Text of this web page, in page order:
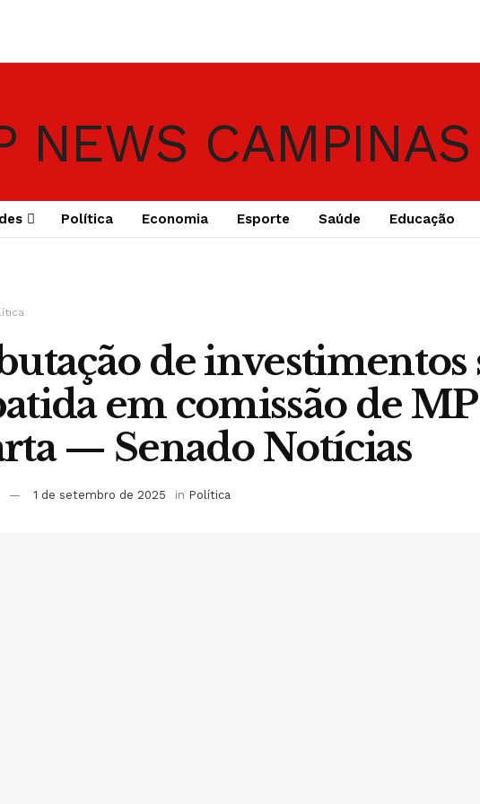
Política Economia Esporte Saúde Educação
de investimentos
em comissão de
— Senado Notícias
1 de setembro de 2025 in Política